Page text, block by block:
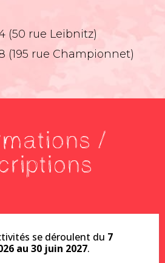
(50 rue Leibnitz)
(195 rue Championnet)
/
se déroulent du 7
au 30 juin 2027.